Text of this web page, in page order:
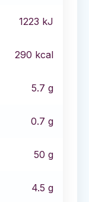
1223 kJ
290 kcal
5.7 g
0.7 g
50 g
4.5 g